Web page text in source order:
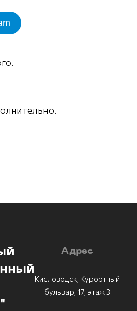
Адрес
Кисловодск, Курортный
бульвар, 17, этаж 3